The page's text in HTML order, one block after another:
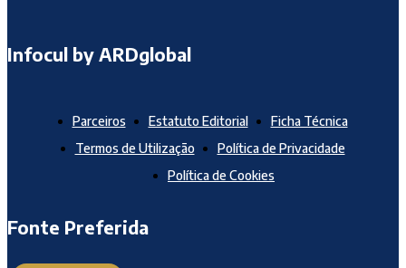
Infocul by ARDglobal
Parceiros Estatuto Editorial
Ficha Técnica
Termos de Utilização
Política de Privacidade
Política de Cookies
Fonte Preferida